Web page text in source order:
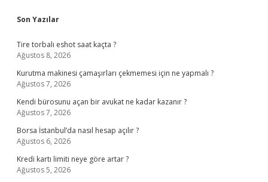
Sidebar
Son Yazılar
Tire torbalı eshot saat kaçta ?
Ağustos 8, 2026
Kurutma makinesi çamaşırları çekmemesi için ne yapmalı ?
Ağustos 7, 2026
Kendi bürosunu açan bir avukat ne kadar kazanır ?
Ağustos 7, 2026
Borsa İstanbul’da nasıl hesap açılır ?
Ağustos 6, 2026
Kredi kartı limiti neye göre artar ?
Ağustos 5, 2026